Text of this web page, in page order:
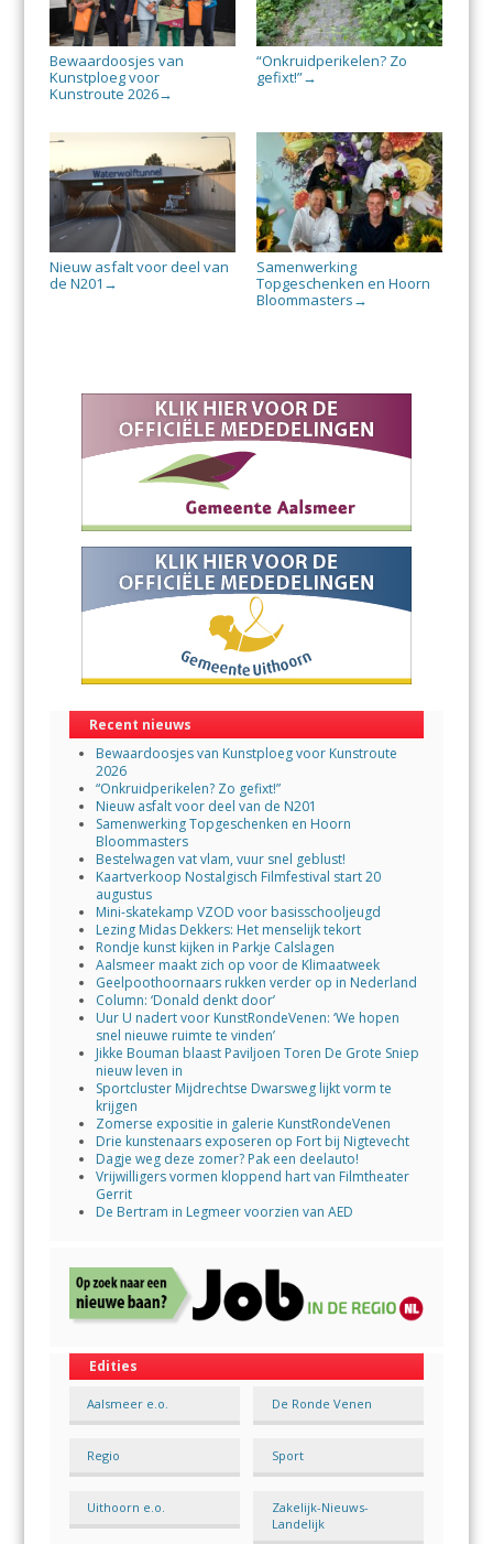
Bewaardoosjes van
Kunstploeg voor
Kunstroute 2026→
“Onkruidperikelen? Zo
gefixt!”→
Nieuw asfalt voor deel van
de N201 →
Samenwerking
Topgeschenken en Hoorn
Bloommasters →
Recent nieuws
Bewaardoosjes van Kunstploeg voor Kunstroute
2026
“Onkruidperikelen? Zo gefixt!”
Nieuw asfalt voor deel van de N201
Samenwerking Topgeschenken en Hoorn
Bloommasters
Bestelwagen vat vlam, vuur snel geblust!
Kaartverkoop Nostalgisch Filmfestival start 20
augustus
Mini-skatekamp VZOD voor basisschooljeugd
Lezing Midas Dekkers: Het menselijk tekort
Rondje kunst kijken in Parkje Calslagen
Aalsmeer maakt zich op voor de Klimaatweek
Geelpoothoornaars rukken verder op in Nederland
Column: ‘Donald denkt door’
Uur U nadert voor KunstRondeVenen: ‘We hopen
snel nieuwe ruimte te vinden’
Jikke Bouman blaast Paviljoen Toren De Grote Sniep
nieuw leven in
Sportcluster Mijdrechtse Dwarsweg lijkt vorm te
krijgen
Zomerse expositie in galerie KunstRondeVenen
Drie kunstenaars exposeren op Fort bij Nigtevecht
Dagje weg deze zomer? Pak een deelauto!
Vrijwilligers vormen kloppend hart van Filmtheater
Gerrit
De Bertram in Legmeer voorzien van AED
Edities
Aalsmeer e.o. De Ronde Venen
Regio Sport
Uithoorn e.o.
Zakelijk-Nieuws-
Landelijk